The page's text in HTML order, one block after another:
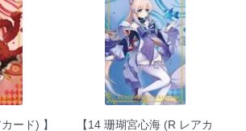
ード) 】
【14 珊瑚宮心海 (R レアカ